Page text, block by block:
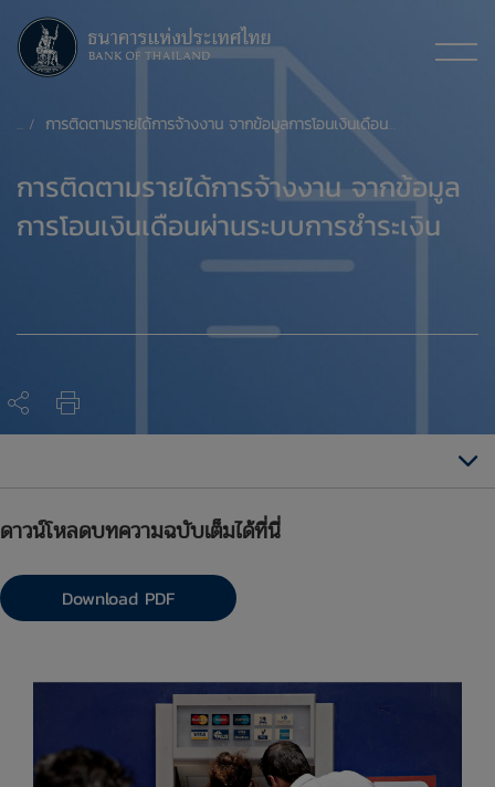
การติดตามรายได้การจ้างงาน จากข้อมูลการโอนเงินเดือนผ่านระบบการชำระเงิน
การติดตามรายได้การจ้างงาน จากข้อมูล
การโอนเงินเดือนผ่านระบบการชำระเงิน
ดาวน์โหลดบทความฉบับเต็มได้ที่นี่
Download PDF